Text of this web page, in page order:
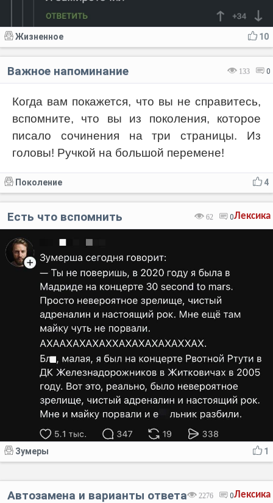
10
Жизненное
133 0
Важное напоминание
Когда вам покажется, что вы не справитесь,
вспомните, что вы из поколения, которое
писало сочинения на три страницы. Из
головы! Ручкой на большой перемене!
4
Поколение
Лексика
62 0
Есть что вспомнить
1
Зумеры
Лексика
2276 0
Автозамена и варианты ответа